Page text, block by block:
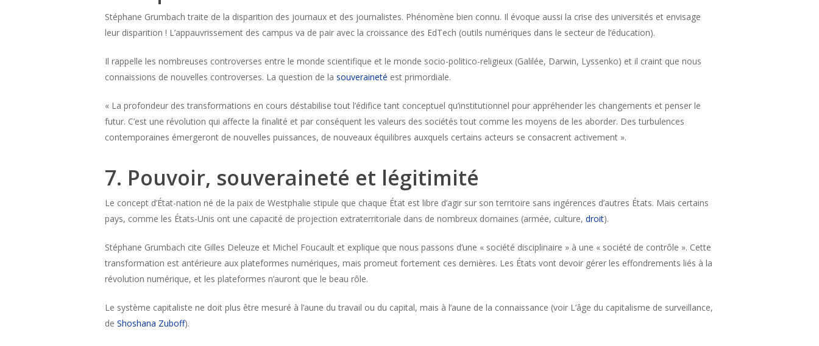
Stéphane Grumbach traite de la disparition des journaux et des journalistes. Phénomène bien connu. Il évoque aussi la crise des universités et envisage
leur disparition ! L’appauvrissement des campus va de pair avec la croissance des EdTech (outils numériques dans le secteur de l’éducation).
Il rappelle les nombreuses controverses entre le monde scientifique et le monde socio-politico-religieux (Galilée, Darwin, Lyssenko) et il craint que nous
connaissions de nouvelles controverses. La question de la souveraineté est primordiale.
« La profondeur des transformations en cours déstabilise tout l’édifice tant conceptuel qu’institutionnel pour appréhender les changements et penser le
futur. C’est une révolution qui affecte la finalité et par conséquent les valeurs des sociétés tout comme les moyens de les aborder. Des turbulences
contemporaines émergeront de nouvelles puissances, de nouveaux équilibres auxquels certains acteurs se consacrent activement ».
7. Pouvoir, souveraineté et légitimité
Le concept d’État-nation né de la paix de Westphalie stipule que chaque État est libre d’agir sur son territoire sans ingérences d’autres États. Mais certains
pays, comme les États-Unis ont une capacité de projection extraterritoriale dans de nombreux domaines (armée, culture, droit).
Stéphane Grumbach cite Gilles Deleuze et Michel Foucault et explique que nous passons d’une « société disciplinaire » à une « société de contrôle ». Cette
transformation est antérieure aux plateformes numériques, mais promeut fortement ces dernières. Les États vont devoir gérer les effondrements liés à la
révolution numérique, et les plateformes n’auront que le beau rôle.
Le système capitaliste ne doit plus être mesuré à l’aune du travail ou du capital, mais à l’aune de la connaissance (voir L’âge du capitalisme de surveillance,
de Shoshana Zuboff).